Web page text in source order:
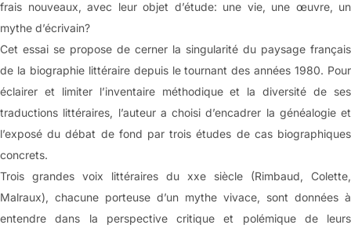
génie centenaire
Ève ou l’endurance selon Hélène Cixous
Les futurs immédiats de Dominique Rolin
Portrait de deux marathoniennes (de Romilly, Svetlana Geier)
Bal chez Temporel
Ce «mystérieux désir de paix des femmes» (Pachet)
frais nouveaux, avec leur objet d’étude: une vie, une œuvre, un
mythe d’écrivain?
Cet essai se propose de cerner la singularité du paysage français
de la biographie littéraire depuis le tournant des années 1980. Pour
éclairer et limiter l’inventaire méthodique et la diversité de ses
traductions littéraires, l’auteur a choisi d’encadrer la généalogie et
l’exposé du débat de fond par trois études de cas biographiques
concrets.
Trois grandes voix littéraires du xxe siècle (Rimbaud, Colette,
Malraux), chacune porteuse d’un mythe vivace, sont données à
entendre dans la perspective critique et polémique de leurs